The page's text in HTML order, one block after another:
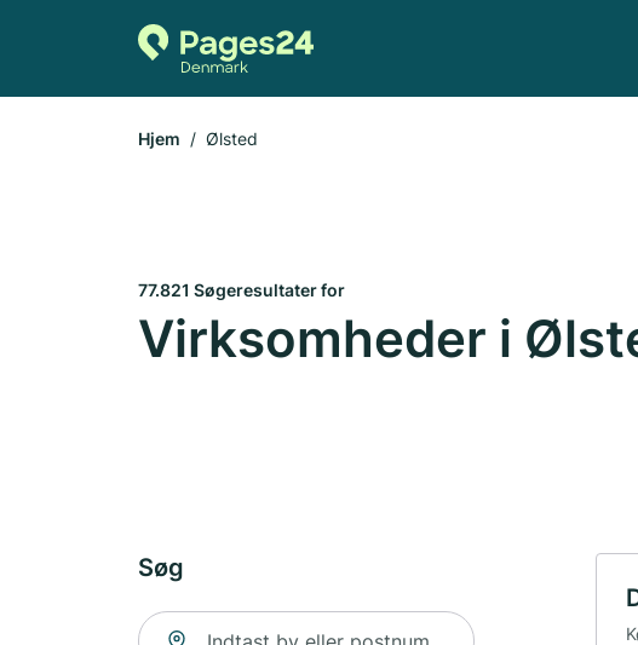
Hjem Ølsted
77.821 Søgeresultater for
Virksomheder i
Søg
Søg efter sted